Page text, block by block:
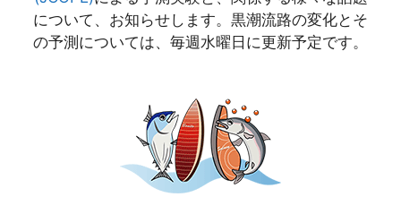
について、お知らせします。黒潮流路の変化とそ
の予測については、毎週水曜日に更新予定です。